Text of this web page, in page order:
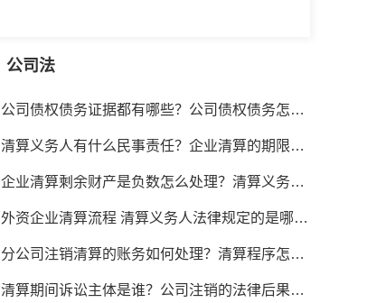
公司法
公司债权债务证据都有哪些？公司债权债务怎么清算掉？
清算义务人有什么民事责任？企业清算的期限是多久？
企业清算剩余财产是负数怎么处理？清算义务人承担民事责任的情形有哪些？
外资企业清算流程 清算义务人法律规定的是哪些人？之间有什么法定关系？
分公司注销清算的账务如何处理？清算程序怎么走？法律如何规定的？
清算期间诉讼主体是谁？公司注销的法律后果是什么？